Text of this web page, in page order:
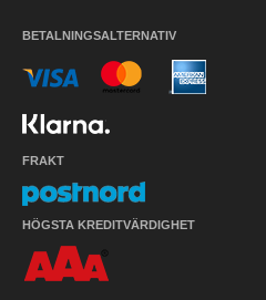
BETALNINGSALTERNATIV
FRAKT
HÖGSTA KREDITVÄRDIGHET